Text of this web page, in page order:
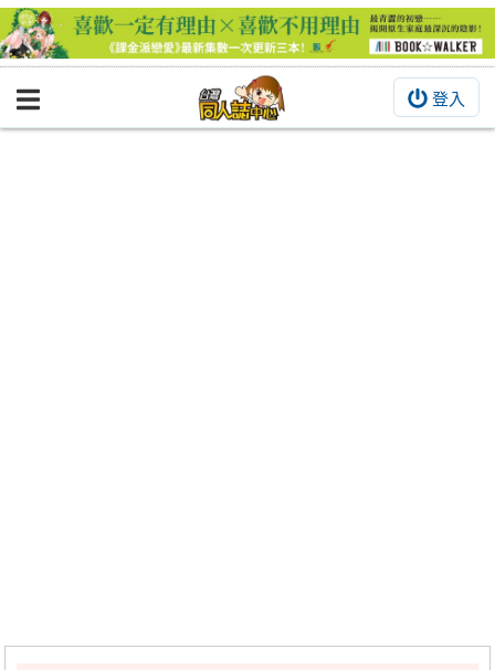
登入
BOOKY書集倉庫
繪圖藝廊